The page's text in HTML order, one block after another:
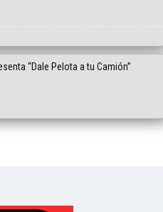
“Dale Pelota a tu Camión”